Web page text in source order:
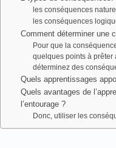
les conséquences
les conséquences
Comment déterminer une
Pour que la
quelques points à prêter
déterminez des
Quels apprentissages
Quels avantages de
l’entourage ?
Donc, utiliser les